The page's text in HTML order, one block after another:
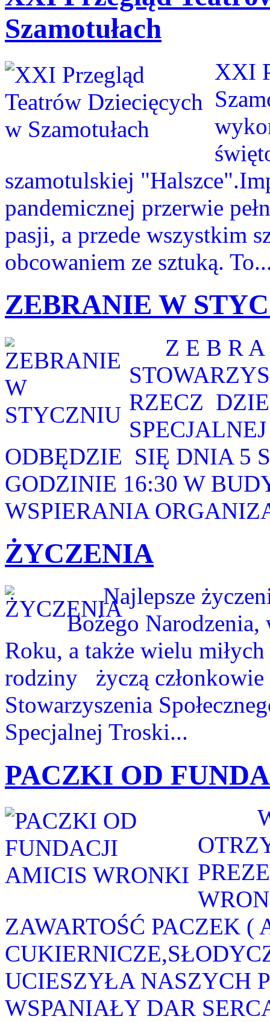
Szamotułach
XXI
szamotulskiej
pandemicznej przerwie
pasji, a przede wszystkim
obcowaniem ze sztuką.
ZEBRANIE W
Z E B R A
RZECZ
ODBĘDZIE SIĘ DNIA 5
GODZINIE 16:30 W
WSPIERANIA
ŻYCZENIA
Najlepsze
Bożego
Roku, a także wielu
rodziny życzą
Stowarzyszenia
Specjalnej Troski...
PACZKI OD
W
ZAWARTOŚĆ PACZEK
UCIESZYŁA NASZYCH
WSPANIAŁY DAR